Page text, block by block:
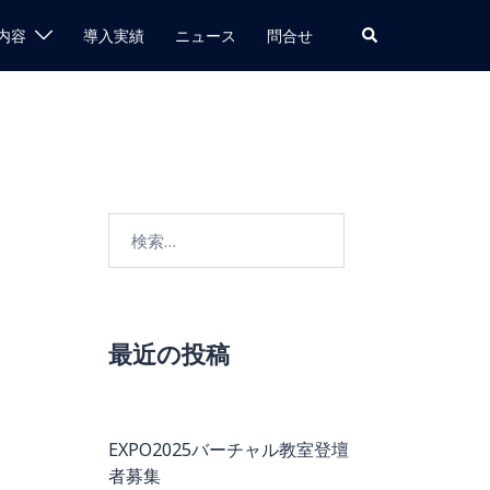
容 導入実績 ニュース 問合せ 検
索
最近の投稿
EXPO2025バーチャル教室登壇
者募集